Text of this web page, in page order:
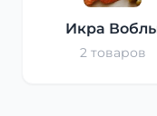
Икра
2 товаров